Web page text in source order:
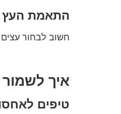
התאמת העץ
חשוב לבחור
איך
טיפים